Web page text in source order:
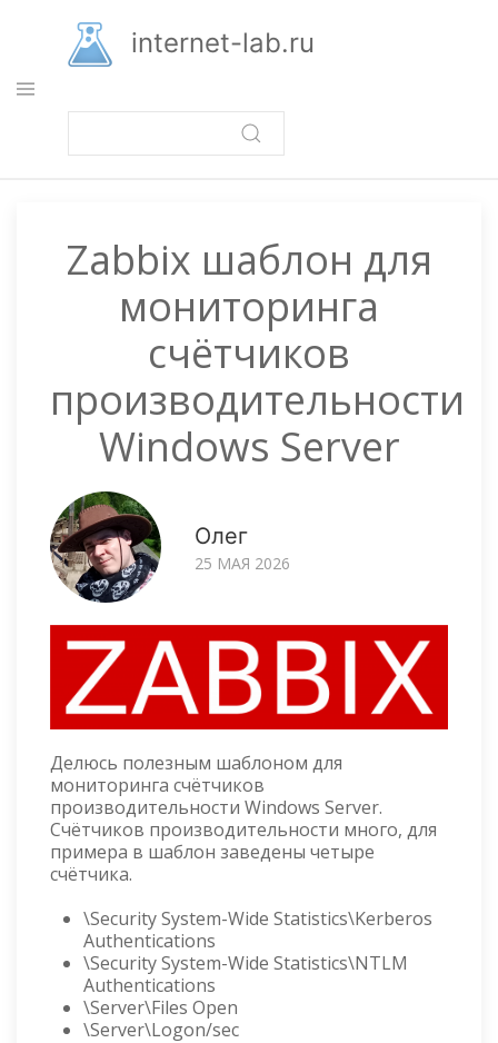
основному
содержанию
internet-lab.ru
Zabbix шаблон для
мониторинга
счётчиков
производительности
Windows Server
Олег
25 МАЯ 2026
Делюсь полезным шаблоном для
мониторинга счётчиков
производительности Windows Server.
Счётчиков производительности много, для
примера в шаблон заведены четыре
счётчика.
\Security System-Wide Statistics\Kerberos
Authentications
\Security System-Wide Statistics\NTLM
Authentications
\Server\Files Open
\Server\Logon/sec